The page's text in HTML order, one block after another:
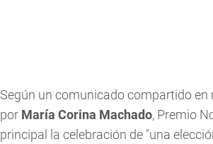
Según un comunicado compartido en
por María Corina Machado, Premio
principal la celebración de "una